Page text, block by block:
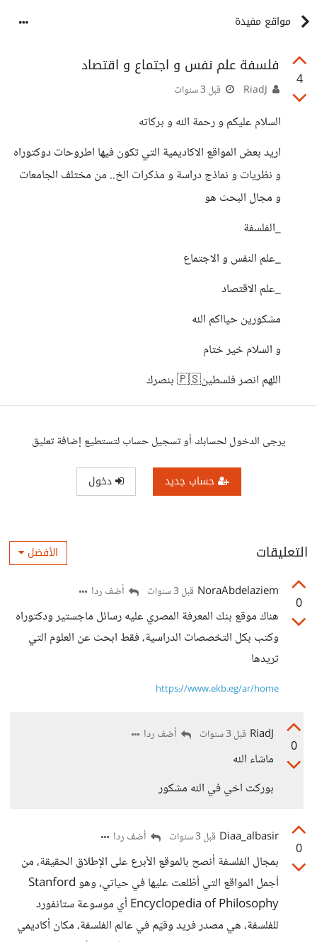
مواقع مفيدة
4
فلسفة علم نفس و اجتماع و اقتصاد
قبل 3 سنوات
السلام عليكم و رحمة الله و بركاته
اريد بعض المواقع الاكاديمية التي تكون فيها اطروحات دوكتوراه
و نظريات و نماذج دراسة و مذكرات الخ.. من مختلف الجامعات
و مجال البحث هو
_الفلسفة
_علم النفس و الاجتماع
_علم الاقتصاد
مشكورين حيااكم الله
و السلام خير ختام
اللهم انصر فلسطين🇵🇸 بنصرك
يرجى الدخول لحسابك أو تسجيل حساب لتستطيع إضافة تعليق
حساب جديد دخول
التعليقات الأفضل
0
NoraAbdelaziem قبل 3 سنوات أضف ردا
هناك موقع بنك المعرفة المصري عليه رسائل ماجستير ودكتوراه
وكتب بكل التخصصات الدراسية، فقط ابحث عن العلوم التي
تريدها
https://www.ekb.eg/ar/home
0
RiadJ قبل 3 سنوات أضف ردا
ماشاء الله
بوركت اخي في الله مشكور
0
Diaa_albasir قبل 3 سنوات أضف ردا
بمجال الفلسفة أنصح بالموقع الأبرع على الإطلاق الحقيقة، من
أجمل المواقع التي أطّلعت عليها في حياتي، وهو Stanford
Encyclopedia of Philosophy أي موسوعة ستانفورد
للفلسفة، هي مصدر فريد وقيّم في عالم الفلسفة، مكان أكاديمي